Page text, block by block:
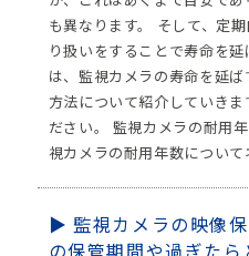
も異なります。 そして、定
り扱いをすることで寿命を
は、監視カメラの寿命を延
方法について紹介していき
ださい。 監視カメラの耐用
視カメラの耐用年数につい
監視カメラの映像
の保管期間や過ぎたら